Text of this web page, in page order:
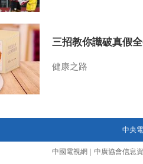
三招教你識破真假
健康之路
中央
中國電視網 中廣協會信息